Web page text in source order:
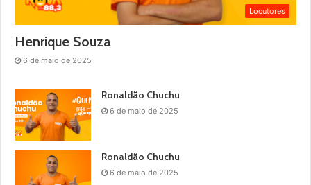
Locutores
Henrique Souza
6 de maio de 2025
Ronaldão Chuchu
6 de maio de 2025
Ronaldão Chuchu
6 de maio de 2025